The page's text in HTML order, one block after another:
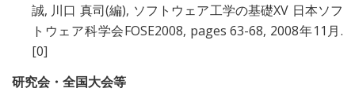
誠, 川口 真司(編), ソフトウェア工学の基礎XV 日本ソフ
トウェア科学会FOSE2008, pages 63-68, 2008年11月.
[0]
研究会・全国大会等